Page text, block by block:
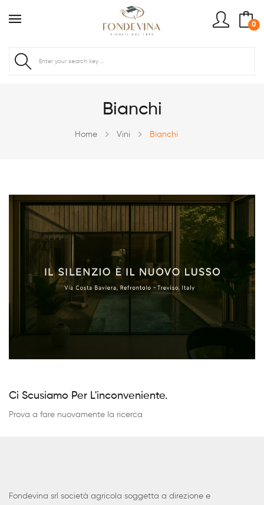
0
Bianchi
Home Vini Bianchi
Ci Scusiamo Per L'inconveniente.
Prova a fare nuovamente la ricerca
Fondevina srl società agricola soggetta a direzione e